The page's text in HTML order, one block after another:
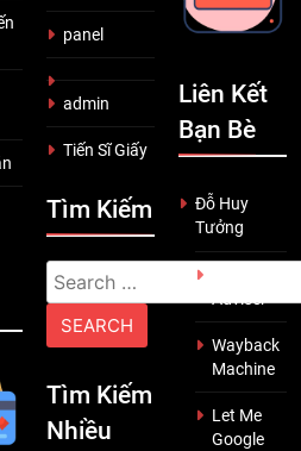
panel
admin
Tiến Sĩ Giấy
Tìm Kiếm
Search
for:
Tìm Kiếm
Nhiều
Liên Kết
Bạn Bè
Đỗ Huy
Tưởng
Adviser
Wayback
Machine
Let Me
Google